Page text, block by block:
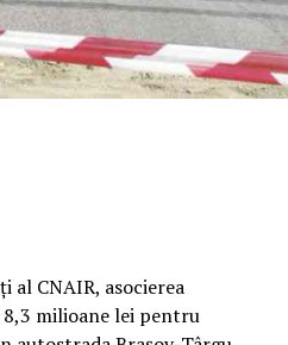
al CNAIR, asocierea
milioane lei pentru